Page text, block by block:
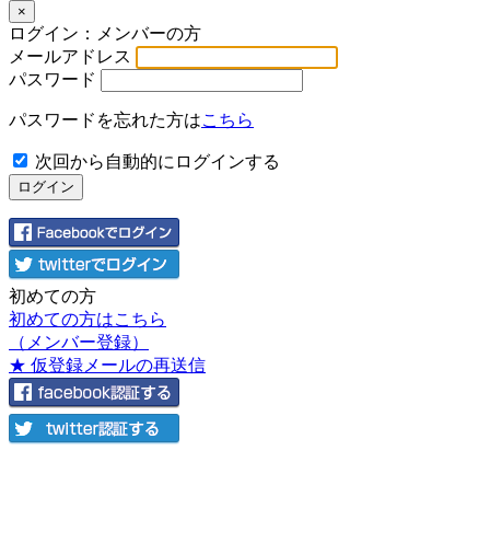
×
ログイン：メンバーの方
メールアドレス
パスワード
パスワードを忘れた方はこちら
次回から自動的にログインする
初めての方
初めての方はこちら
（メンバー登録）
★ 仮登録メールの再送信